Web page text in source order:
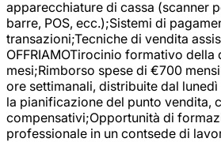
apparecchiature di cassa (scanner
barre, POS, ecc.);Sistemi di
transazioni;Tecniche di vendita
OFFRIAMOTirocinio formativo della
mesi;Rimborso spese di €700
ore settimanali, distribuite dal
la pianificazione del punto vendita,
compensativi;Opportunità di
professionale in un contsede di